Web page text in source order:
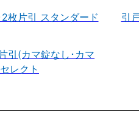
2枚片引 スタンダード 引
引(カマ錠なし･カマ
レクト